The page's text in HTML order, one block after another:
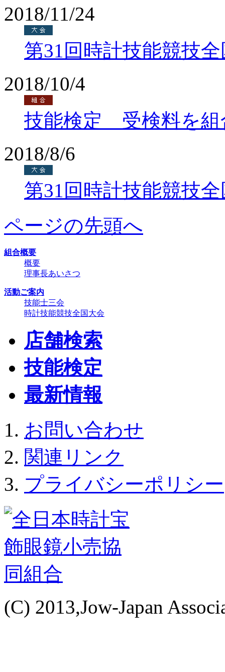
2018/11/24
第31回時計技能競技
2018/10/4
技能検定 受検料を組
2018/8/6
第31回時計技能競技
ページの先頭へ
組合概要
概要
理事長あいさつ
活動ご案内
技能士三会
時計技能競技全国大会
店舗検索
技能検定
最新情報
お問い合わせ
関連リンク
プライバシーポリシー
(C) 2013,Jow-Japan